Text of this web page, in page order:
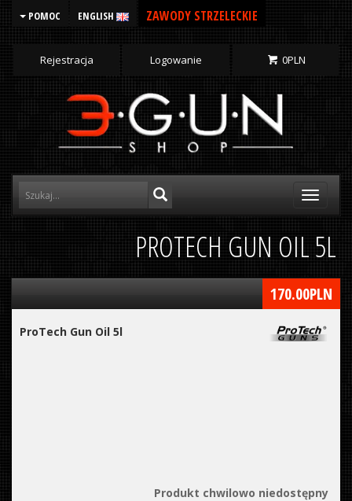
POMOC ENGLISH ZAWODY STRZELECKIE
Rejestracja Logowanie 0PLN
Toggle
PROTECH GUN OIL 5L
170.00PLN
ProTech Gun Oil 5l
Produkt chwilowo niedostępny